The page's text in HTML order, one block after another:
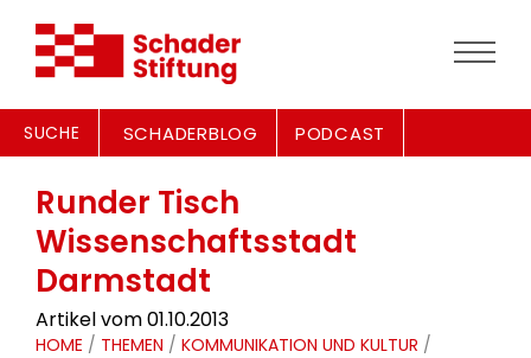
SUCHE SCHADERBLOG PODCAST
Runder Tisch
Wissenschaftsstadt
Darmstadt
Artikel vom 01.10.2013
HOME / THEMEN / KOMMUNIKATION UND KULTUR /